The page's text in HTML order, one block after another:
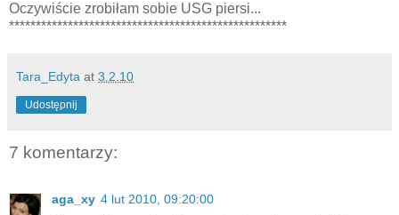
Oczywiście zrobiłam sobie USG piersi...
****************************************************
Tara_Edyta at 3.2.10
Udostępnij
7 komentarzy:
aga_xy 4 lut 2010, 09:20:00